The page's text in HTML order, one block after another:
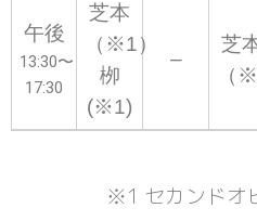
午後
13:30〜
17:30
芝本
（※1）
栁
(※1)
–
芝
（
※1 セカンドオ